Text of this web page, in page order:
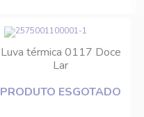
Luva térmica 0117 Doce
Lar
PRODUTO ESGOTADO